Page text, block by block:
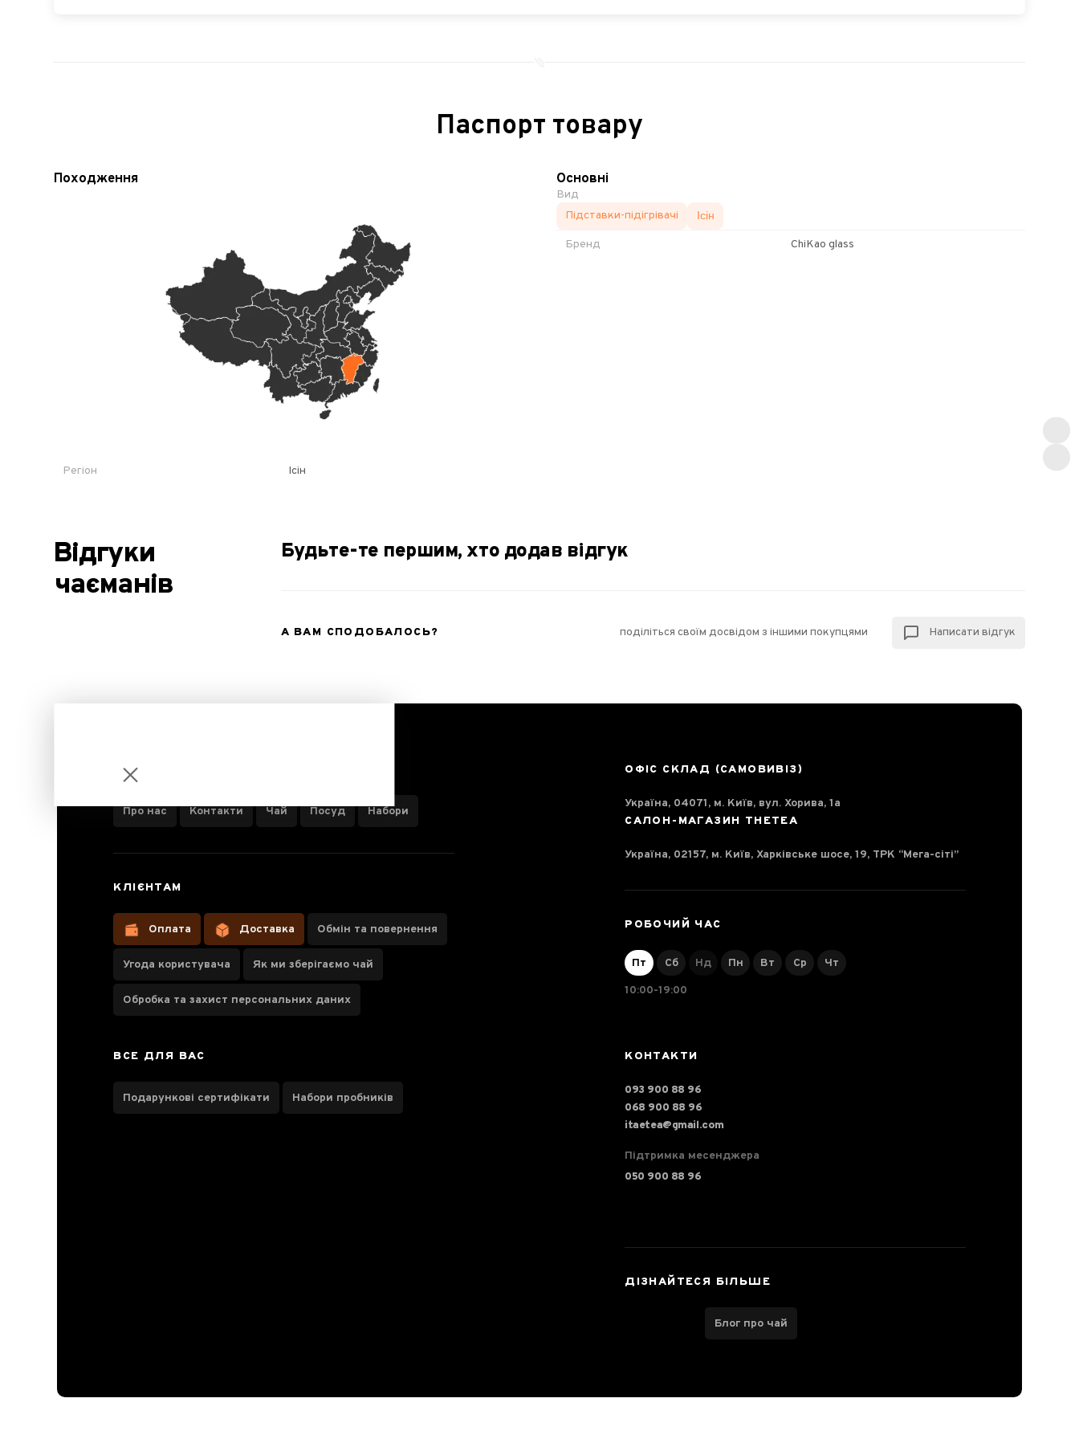
Паспорт товару
Походження
Регіон Ісін
Основні
Вид
Підставки-підігрівачі
Ісін
Бренд ChiKao glass
Відгуки
чаєманів
Будьте-те першим, хто додав відгук
А ВАМ СПОДОБАЛОСЬ? поділіться своїм досвідом з іншими покупцями Написати відгук
з ісинської
глини Хей Ні
Відгуки чаєманів
ІНФОРМАЦІЯ ПРО КОМПАНІЮ
Про нас Контакти Чай Посуд Набори
КЛІЄНТАМ
Оплата Доставка Обмін та повернення
Угода користувача Як ми зберігаємо чай
Обробка та захист персональних даних
ОФІС СКЛАД (САМОВИВІЗ)
Україна, 04071, м. Київ, вул. Хорива, 1а
САЛОН-МАГАЗИН THETEA
Україна, 02157, м. Київ, Харківське шосе, 19, ТРК “Мега-сіті”
РОБОЧИЙ ЧАС
Пт Сб Нд Пн Вт Ср
Чт
10:00-19:00
ВСЕ ДЛЯ ВАС
Подарункові сертифікати Набори пробників
КОНТАКТИ
093 900 88 96
068 900 88 96
itaetea@gmail.com
Підтримка месенджера
050 900 88 96
ДІЗНАЙТЕСЯ БІЛЬШЕ
Блог про чай